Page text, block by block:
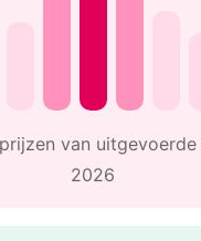
van
2026